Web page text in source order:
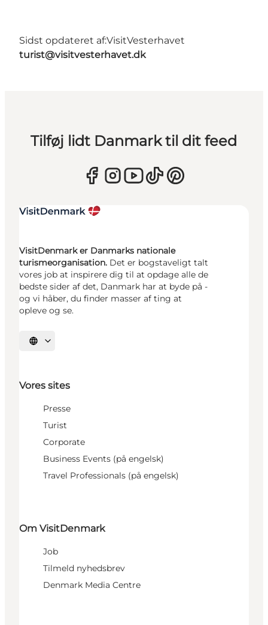
Sidst opdateret af:VisitVesterhavet
turist@visitvesterhavet.dk
Tilføj lidt Danmark til dit feed
VisitDenmark er Danmarks nationale
turismeorganisation. Det er bogstaveligt talt
vores job at inspirere dig til at opdage alle de
bedste sider af det, Danmark har at byde på -
og vi håber, du finder masser af ting at
opleve og se.
Vælg sprog
Vores sites
Presse
Turist
Corporate
Business Events (på engelsk)
Travel Professionals (på engelsk)
Om VisitDenmark
Job
Tilmeld nyhedsbrev
Denmark Media Centre